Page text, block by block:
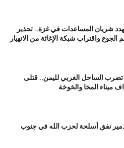
شريان المساعدات في غزة.. تحذير
واقتراب شبكة الإغاثة من الانهيار
تضرب الساحل الغربي لليمن.. قتلى
ميناء المخا والخوخة
نفق أسلحة لحزب الله في جنوب